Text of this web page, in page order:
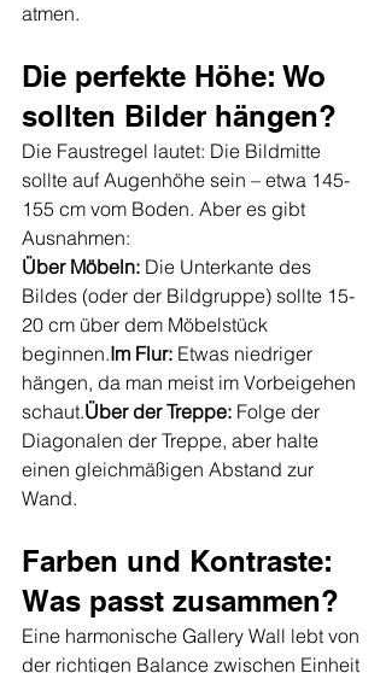
atmen.
Die perfekte Höhe: Wo
sollten Bilder hängen?
Die Faustregel lautet: Die Bildmitte
sollte auf Augenhöhe sein – etwa 145-
155 cm vom Boden. Aber es gibt
Ausnahmen:
Über Möbeln: Die Unterkante des
Bildes (oder der Bildgruppe) sollte 15-
20 cm über dem Möbelstück
beginnen.Im Flur: Etwas niedriger
hängen, da man meist im Vorbeigehen
schaut.Über der Treppe: Folge der
Diagonalen der Treppe, aber halte
einen gleichmäßigen Abstand zur
Wand.
Farben und Kontraste:
Was passt zusammen?
Eine harmonische Gallery Wall lebt von
der richtigen Balance zwischen Einheit